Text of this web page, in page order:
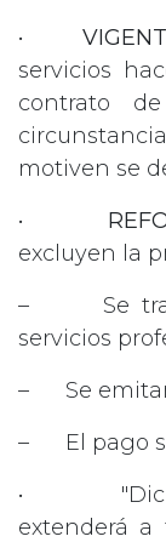
•
servicios
contrato
motiven se
•
excluyen la
– Se trate
servicios
– Se
– El pago
• "Dicha
extenderá a